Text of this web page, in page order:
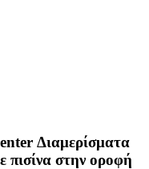
Διαμερίσματα
πισίνα στην οροφή